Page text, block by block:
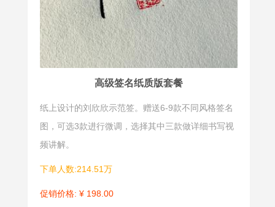
高级签名纸质版套餐
纸上设计的刘欣欣示范签。赠送6-9款不同风格签名
图，可选3款进行微调，选择其中三款做详细书写视
频讲解。
下单人数:214.51万
促销价格: ¥ 198.00
种签名形势
源于中国传
统书写习
惯，从笔画
参照行草书
法，特别是
草书的书写
及日本的象
种独特的签
名形式，融
合了书法艺
术的魅力和
展现了个人
的品味和气